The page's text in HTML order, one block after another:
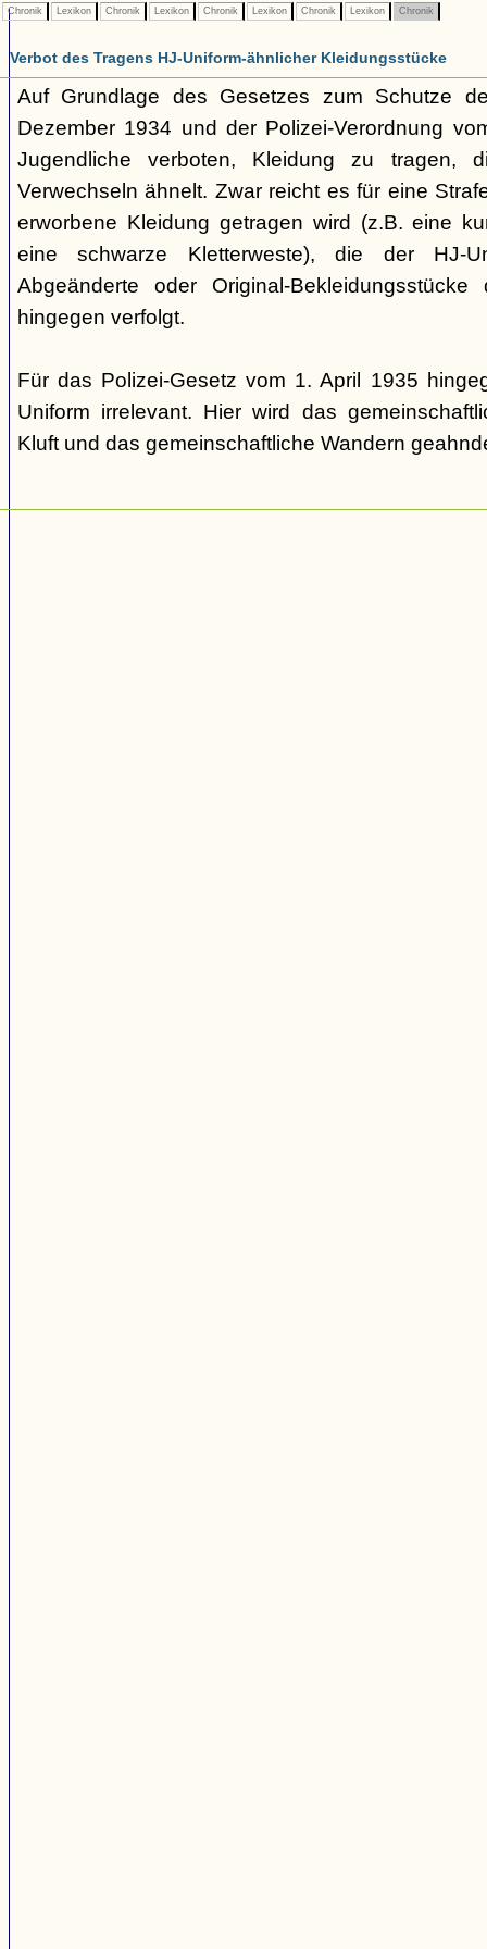
Chronik Lexikon Chronik Lexikon Chronik Lexikon Chronik Lexikon Chronik
Verbot des Tragens HJ-Uniform-ähnlicher Kleidungsstücke
Auf Grundlage des Gesetzes zum Schutze
Dezember 1934 und der Polizei-Verordnung
Jugendliche verboten, Kleidung zu tragen,
Verwechseln ähnelt. Zwar reicht es für eine
erworbene Kleidung getragen wird (z.B. eine
eine schwarze Kletterweste), die der HJ-
Abgeänderte oder Original-
hingegen verfolgt.
Für das Polizei-Gesetz vom 1. April 1935
Uniform irrelevant. Hier wird das
Kluft und das gemeinschaftliche Wandern